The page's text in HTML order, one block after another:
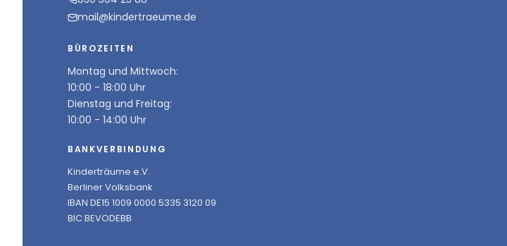
mail@kindertraeume.de
BÜROZEITEN
Montag und Mittwoch:
10:00 - 18:00 Uhr
Dienstag und Freitag:
10:00 - 14:00 Uhr
BANKVERBINDUNG
Kinderträume e.V.
Berliner Volksbank
IBAN DE15 1009 0000 5335 3120 09
BIC BEVODEBB